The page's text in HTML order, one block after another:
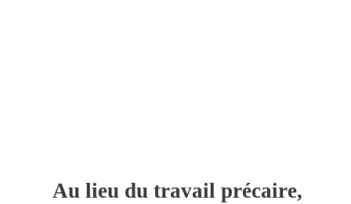
Au lieu du travail précaire,